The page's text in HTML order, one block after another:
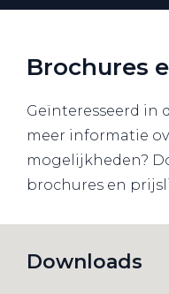
Brochures
Geïnteresseerd in
meer informatie
mogelijkheden?
brochures en
Downloads